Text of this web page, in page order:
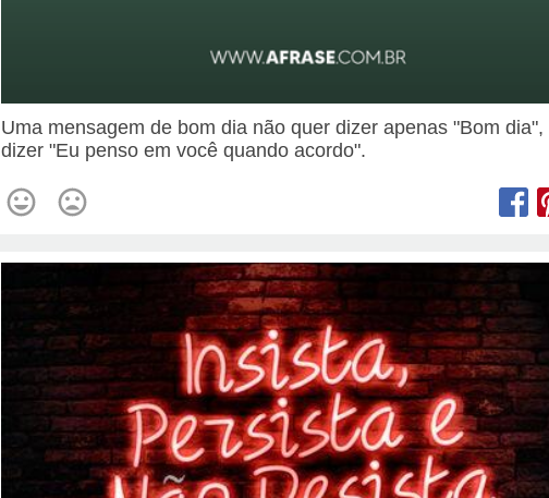
Uma mensagem de bom dia não quer dizer apenas "Bom dia",
dizer "Eu penso em você quando acordo".